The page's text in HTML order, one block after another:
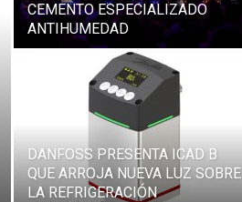
CEMENTO ESPECIALIZADO
ANTIHUMEDAD
DANFOSS PRESENTA ICAD B
QUE ARROJA NUEVA LUZ SOBRE
LA REFRIGERACIÓN